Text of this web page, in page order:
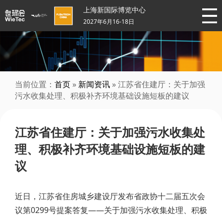
上海新国际博览中心
2027年6月16-18日
当前位置： 首页 » 新闻资讯 » 江苏省住建厅：关于加强
污水收集处理、积极补齐环境基础设施短板的建议
江苏省住建厅：关于加强污水收集处
理、积极补齐环境基础设施短板的建
议
近日，江苏省住房城乡建设厅发布省政协十二届五次会
议第0299号提案答复——关于加强污水收集处理、积极